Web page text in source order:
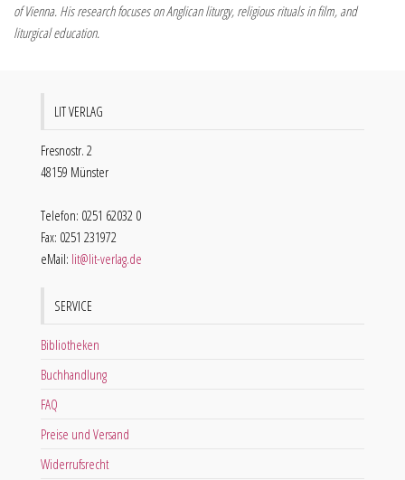
of Vienna. His research focuses on Anglican liturgy, religious rituals in film, and
liturgical education.
LIT VERLAG
Fresnostr. 2
48159 Münster
Telefon: 0251 62032 0
Fax: 0251 231972
eMail: lit@lit-verlag.de
SERVICE
Bibliotheken
Buchhandlung
FAQ
Preise und Versand
Widerrufsrecht